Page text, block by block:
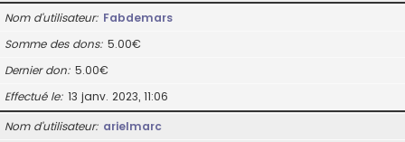
Nom d’utilisateur Fabdemars
Somme des dons 5.00€
Dernier don 5.00€
Effectué le 13 janv. 2023, 11:06
Nom d’utilisateur arielmarc